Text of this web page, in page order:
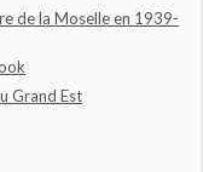
de la Moselle en 1939-
Grand Est